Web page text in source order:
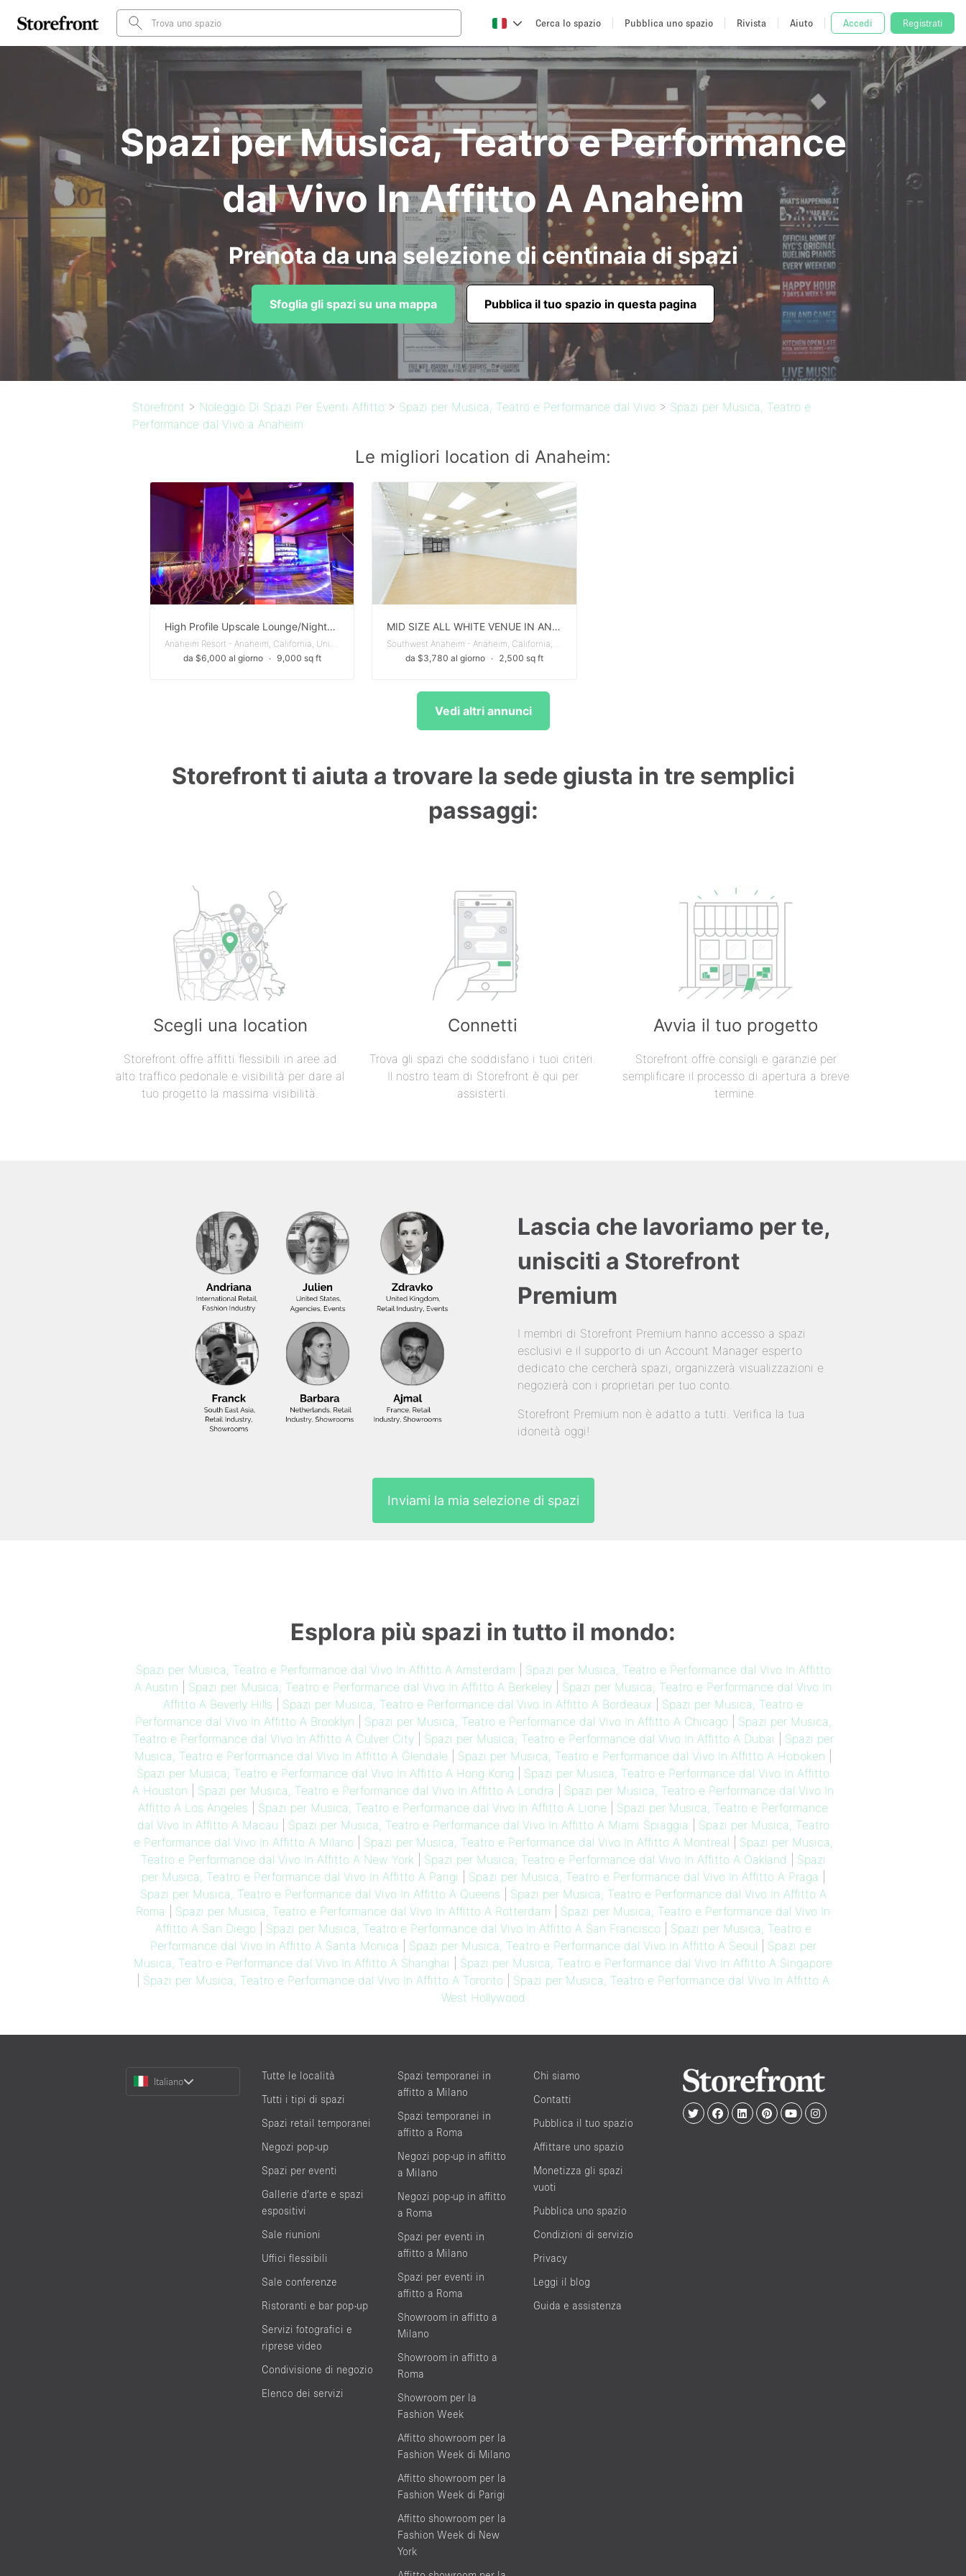
Cerca lo spazio Pubblica uno spazio Rivista Aiuto Accedi Registrati
Spazi per Musica, Teatro e Performance
dal Vivo In Affitto A Anaheim
Prenota da una selezione di centinaia di spazi
Sfoglia gli spazi su una mappa Pubblica il tuo spazio in questa pagina
Storefront > Noleggio Di Spazi Per Eventi Affitto > Spazi per Musica, Teatro e Performance dal Vivo > Spazi per Musica, Teatro e
Performance dal Vivo a Anaheim
Le migliori location di Anaheim:
High Profile Upscale Lounge/Nightclub
Anaheim Resort - Anaheim, California, United States
da $6,000 al giorno
∙ 9,000 sq ft
MID SIZE ALL WHITE VENUE IN ANAHEIM
Southwest Anaheim - Anaheim, California, United States
da $3,780 al giorno
∙ 2,500 sq ft
Vedi altri annunci
Storefront ti aiuta a trovare la sede giusta in tre semplici
passaggi:
Scegli una location
Storefront offre affitti flessibili in aree ad
alto traffico pedonale e visibilità per dare al
tuo progetto la massima visibilità.
Connetti
Trova gli spazi che soddisfano i tuoi criteri.
Il nostro team di Storefront è qui per
assisterti.
Avvia il tuo progetto
Storefront offre consigli e garanzie per
semplificare il processo di apertura a breve
termine.
Lascia che lavoriamo per te,
unisciti a Storefront
Premium
I membri di Storefront Premium hanno accesso a spazi
esclusivi e il supporto di un Account Manager esperto
dedicato che cercherà spazi, organizzerà visualizzazioni e
negozierà con i proprietari per tuo conto.
Storefront Premium non è adatto a tutti. Verifica la tua
idoneità oggi!
Inviami la mia selezione di spazi
Esplora più spazi in tutto il mondo:
Spazi per Musica, Teatro e Performance dal Vivo In Affitto A Amsterdam
Spazi per Musica, Teatro e Performance dal Vivo In Affitto
A Austin
Spazi per Musica, Teatro e Performance dal Vivo In Affitto A Berkeley
Spazi per Musica, Teatro e Performance dal Vivo In
Affitto A Beverly Hills
Spazi per Musica, Teatro e Performance dal Vivo In Affitto A Bordeaux
Spazi per Musica, Teatro e
Performance dal Vivo In Affitto A Brooklyn
Spazi per Musica, Teatro e Performance dal Vivo In Affitto A Chicago| Spazi per Musica,
Teatro e Performance dal Vivo In Affitto A Culver City| Spazi per Musica, Teatro e Performance dal Vivo In Affitto A Dubai
Spazi per
Musica, Teatro e Performance dal Vivo In Affitto A Glendale
Spazi per Musica, Teatro e Performance dal Vivo In Affitto A Hoboken
Spazi per Musica, Teatro e Performance dal Vivo In Affitto A Hong Kong
Spazi per Musica, Teatro e Performance dal Vivo In Affitto
A Houston
Spazi per Musica, Teatro e Performance dal Vivo In Affitto A Londra
Spazi per Musica, Teatro e Performance dal Vivo In
Affitto A Los Angeles
Spazi per Musica, Teatro e Performance dal Vivo In Affitto A Lione
Spazi per Musica, Teatro e Performance
dal Vivo In Affitto A Macau
Spazi per Musica, Teatro e Performance dal Vivo In Affitto A Miami Spiaggia
Spazi per Musica, Teatro
e Performance dal Vivo In Affitto A Milano| Spazi per Musica, Teatro e Performance dal Vivo In Affitto A Montreal
Spazi per Musica,
Teatro e Performance dal Vivo In Affitto A New York
Spazi per Musica, Teatro e Performance dal Vivo In Affitto A Oakland
Spazi
per Musica, Teatro e Performance dal Vivo In Affitto A Parigi
Spazi per Musica, Teatro e Performance dal Vivo In Affitto A Praga
Spazi per Musica, Teatro e Performance dal Vivo In Affitto A Queens
Spazi per Musica, Teatro e Performance dal Vivo In Affitto A
Roma
Spazi per Musica, Teatro e Performance dal Vivo In Affitto A Rotterdam
Spazi per Musica, Teatro e Performance dal Vivo In
Affitto A San Diego| Spazi per Musica, Teatro e Performance dal Vivo In Affitto A San Francisco| Spazi per Musica, Teatro e
Performance dal Vivo In Affitto A Santa Monica
Spazi per Musica, Teatro e Performance dal Vivo In Affitto A Seoul
Spazi per
Musica, Teatro e Performance dal Vivo In Affitto A Shanghai
Spazi per Musica, Teatro e Performance dal Vivo In Affitto A Singapore
Spazi per Musica, Teatro e Performance dal Vivo In Affitto A Toronto
Spazi per Musica, Teatro e Performance dal Vivo In Affitto A
West Hollywood
Choose
Italiano
Tutte le località
Tutti i tipi di spazi
Spazi retail temporanei
Negozi pop-up
Spazi per eventi
Gallerie d’arte e spazi
espositivi
Sale riunioni
Uffici flessibili
Sale conferenze
Ristoranti e bar pop-up
Servizi fotografici e
riprese video
Condivisione di negozio
Elenco dei servizi
Spazi temporanei in
affitto a Milano
Spazi temporanei in
affitto a Roma
Negozi pop-up in affitto
a Milano
Negozi pop-up in affitto
a Roma
Spazi per eventi in
affitto a Milano
Spazi per eventi in
affitto a Roma
Showroom in affitto a
Milano
Showroom in affitto a
Roma
Showroom per la
Fashion Week
Affitto showroom per la
Fashion Week di Milano
Affitto showroom per la
Fashion Week di Parigi
Affitto showroom per la
Fashion Week di New
York
Chi siamo
Contatti
Pubblica il tuo spazio
Affittare uno spazio
Monetizza gli spazi
vuoti
Pubblica uno spazio
Condizioni di servizio
Privacy
Leggi il blog
Guida e assistenza